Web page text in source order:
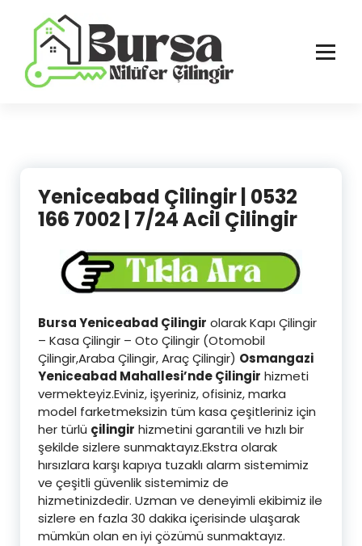
Yeniceabad Çilingir | 0532
166 7002 | 7/24 Acil Çilingir
Bursa Yeniceabad Çilingir olarak Kapı Çilingir
– Kasa Çilingir – Oto Çilingir (Otomobil
Çilingir,Araba Çilingir, Araç Çilingir) Osmangazi
Yeniceabad Mahallesi’nde Çilingir hizmeti
vermekteyiz.Eviniz, işyeriniz, ofisiniz, marka
model farketmeksizin tüm kasa çeşitleriniz için
her türlü çilingir hizmetini garantili ve hızlı bir
şekilde sizlere sunmaktayız.Ekstra olarak
hırsızlara karşı kapıya tuzaklı alarm sistemimiz
ve çeşitli güvenlik sistemimiz de
hizmetinizdedir. Uzman ve deneyimli ekibimiz ile
sizlere en fazla 30 dakika içerisinde ulaşarak
mümkün olan en iyi çözümü sunmaktayız.